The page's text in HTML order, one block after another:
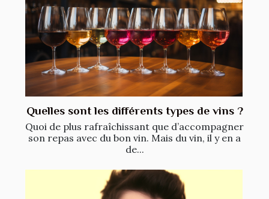
Quelles sont les différents types de vins ?
Quoi de plus rafraîchissant que d’accompagner
son repas avec du bon vin. Mais du vin, il y en a
de...